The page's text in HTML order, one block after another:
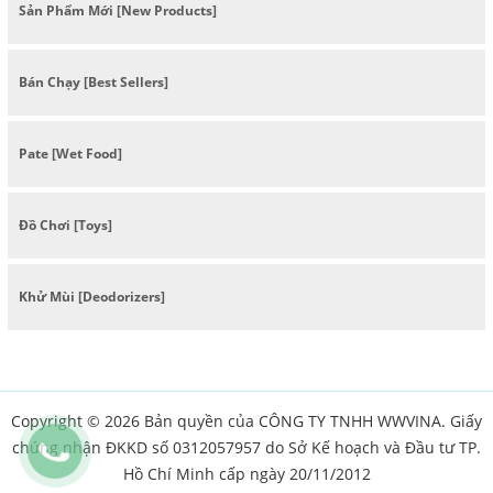
Sản Phẩm Mới [New Products]
Bán Chạy [Best Sellers]
Pate [Wet Food]
Đồ Chơi [Toys]
Khử Mùi [Deodorizers]
Copyright © 2026 Bản quyền của CÔNG TY TNHH WWVINA. Giấy
chứng nhận ĐKKD số 0312057957 do Sở Kế hoạch và Đầu tư TP.
Hồ Chí Minh cấp ngày 20/11/2012